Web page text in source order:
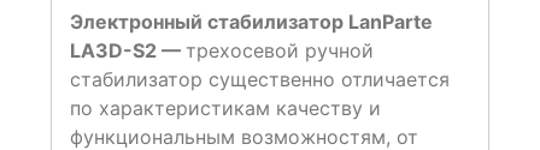
Электронный стабилизатор LanParte
LA3D-S2 — трехосевой ручной
стабилизатор существенно отличается
по характеристикам качеству и
функциональным возможностям, от